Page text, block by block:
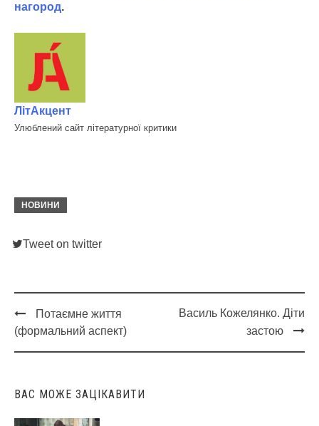
нагород.
ЛітАкцент
Улюблений сайт літературної критики
НОВИНИ
Tweet on twitter
Post
navigation
Потаємне життя
(формальний аспект)
Василь Кожелянко. Діти
застою
ВАС МОЖЕ ЗАЦІКАВИТИ